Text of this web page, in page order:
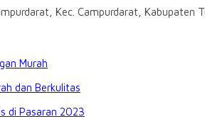
Kec. Campurdarat, Kabupaten
Murah
dan Berkulitas
di Pasaran 2023